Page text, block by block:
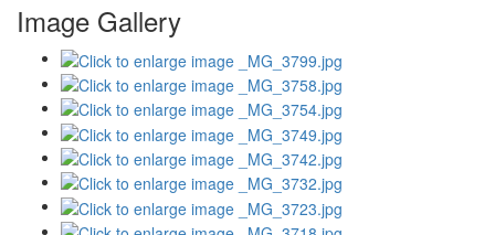
Image Gallery